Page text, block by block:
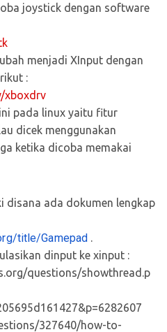
joystick dengan software
menjadi XInput dengan
:
xboxdrv
pada linux yaitu fitur
dicek menggunakan
ketika dicoba memakai
disana ada dokumen lengkap
title/Gamepad .
dinput ke xinput :
questions/showthread.p
327640/how-to-